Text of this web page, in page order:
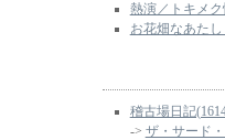
熱演／トキメク
お花畑なあたし
稽古場日記
-> ザ・サード